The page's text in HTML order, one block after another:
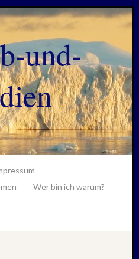
und-
Wer bin ich warum?